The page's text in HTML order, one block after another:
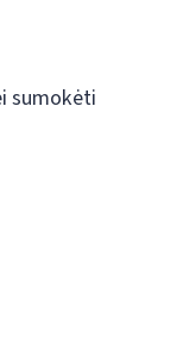
sumokėti